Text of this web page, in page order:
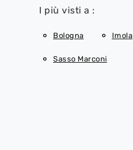
I più visti a :
Bologna Imola
Sasso Marconi